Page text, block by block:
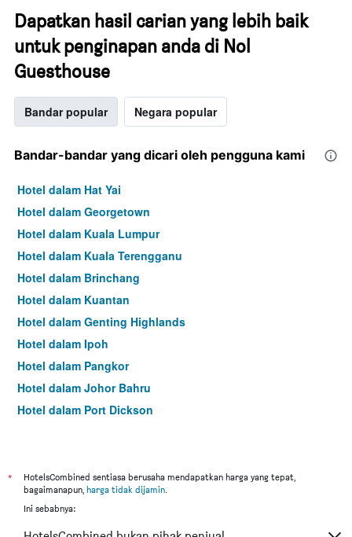
Dapatkan hasil carian yang lebih baik
untuk penginapan anda di Nol
Guesthouse
Bandar popular Negara popular
Bandar-bandar yang dicari oleh pengguna kami
Hotel dalam Hat Yai
Hotel dalam Georgetown
Hotel dalam Kuala Lumpur
Hotel dalam Kuala Terengganu
Hotel dalam Brinchang
Hotel dalam Kuantan
Hotel dalam Genting Highlands
Hotel dalam Ipoh
Hotel dalam Pangkor
Hotel dalam Johor Bahru
Hotel dalam Port Dickson
*
HotelsCombined sentiasa berusaha mendapatkan harga yang tepat,
bagaimanapun, harga tidak dijamin.
Ini sebabnya: